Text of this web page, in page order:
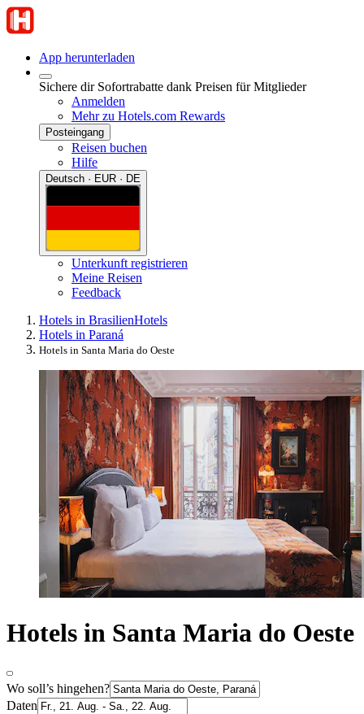
App herunterladen
Sichere dir Sofortrabatte dank Preisen für Mitglieder
Anmelden
Mehr zu Hotels.com Rewards
Posteingang
Reisen buchen
Hilfe
Deutsch · EUR · DE
Unterkunft registrieren
Meine Reisen
Feedback
Hotels in BrasilienHotels
Hotels in Paraná
Hotels in Santa Maria do Oeste
Hotels in Santa Maria do Oeste
Wo soll’s hingehen?
Daten